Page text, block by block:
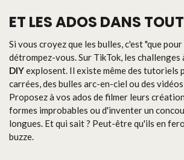
ET LES ADOS DANS
Si vous croyez que les bulles, c'est "que
détrompez-vous. Sur TikTok, les challenges
DIYexplosent. Il existe même des tutoriels
carrées, des bulles arc-en-ciel ou des
Proposez à vos ados de filmer leurs
formes improbables ou d'inventer un
longues. Et qui sait ? Peut-être qu'ils en
buzze.